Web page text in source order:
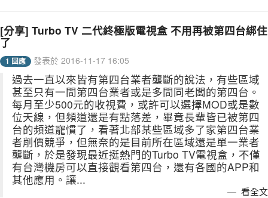
[分享] Turbo TV 二代終極版電視盒 不用再被第四台綁住
了
1 回應 發表於 2016-11-17 16:05
過去一直以來皆有第四台業者壟斷的說法，有些區域
甚至只有一間第四台業者或是多間同老闆的第四台。
每月至少500元的收視費，或許可以選擇MOD或是數
位天線，但頻道還是有點落差，畢竟長輩皆已被第四
台的頻道寵慣了，看著北部某些區域多了家第四台業
者削價競爭，但無奈的是目前所在區域還是單一業者
壟斷，於是發現最近挺熱門的Turbo TV電視盒，不僅
有台灣機房可以直接觀看第四台，還有各國的APP和
其他應用。讓...
看全文